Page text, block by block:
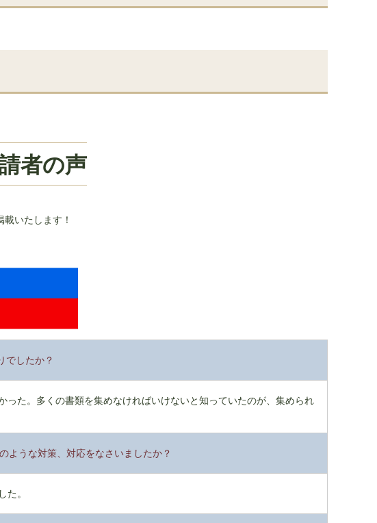
者の声
載いたします！
でしたか？
った。多くの書類を集めなければいけないと知っていたのが、集められ
ような対策、対応をなさいましたか？
た。